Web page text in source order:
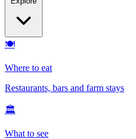
🍽
Where to eat
Restaurants, bars and farm stays
🏛
What to see